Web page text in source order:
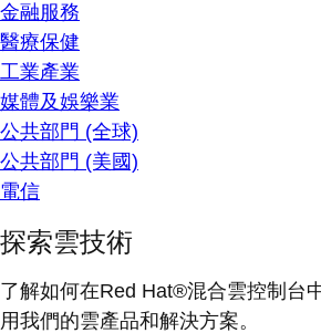
金融服務
醫療保健
工業產業
媒體及娛樂業
公共部門 (全球)
公共部門 (美國)
電信
探索雲技術
了解如何在Red Hat®混合雲控制台
用我們的雲產品和解決方案。